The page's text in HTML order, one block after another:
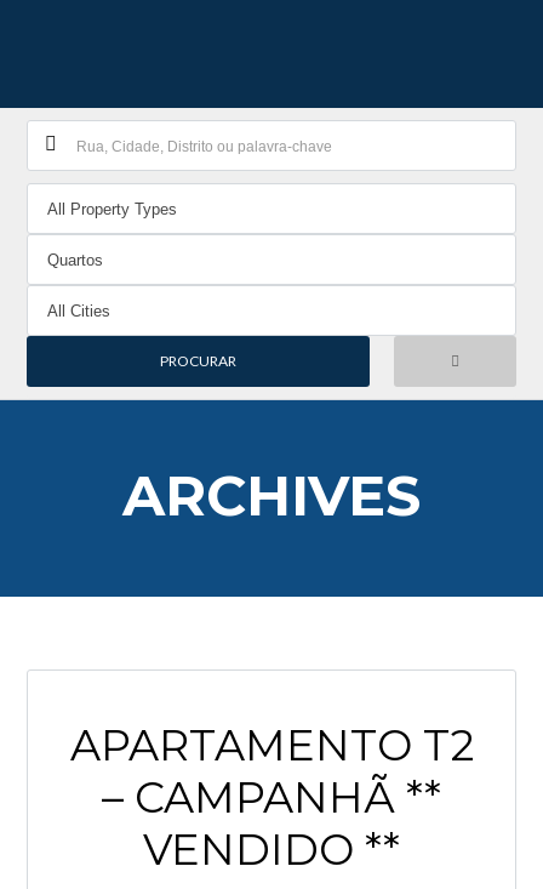
Don't have an account?Create your
account, it takes less than a minute.
Username
ARCHIVES
APARTAMENTO T2
– CAMPANHÃ **
VENDIDO **